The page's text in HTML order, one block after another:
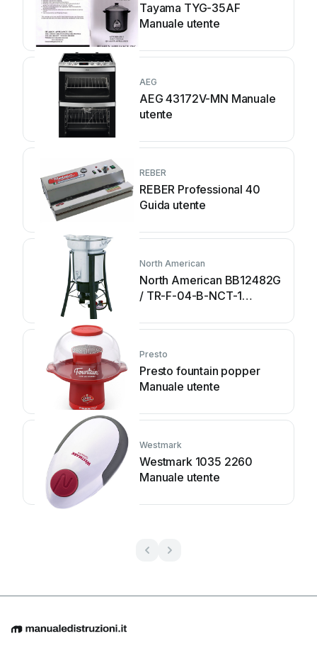
Tayama TYG-35AF
Manuale utente
AEG
AEG 43172V-MN Manuale
utente
REBER
REBER Professional 40
Guida utente
North American
North American BB12482G
/ TR-F-04-B-NCT-1
Presto
Presto fountain popper
Manuale utente
Westmark
Westmark 1035 2260
Manuale utente